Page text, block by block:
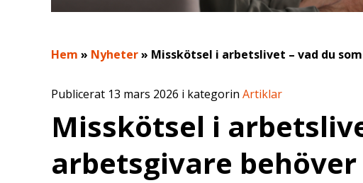
Hem » Nyheter» Misskötsel i arbetslivet – vad du
Publicerat 13 mars 2026 i kategorin Artiklar
Misskötsel i
arbetsgivare behöver